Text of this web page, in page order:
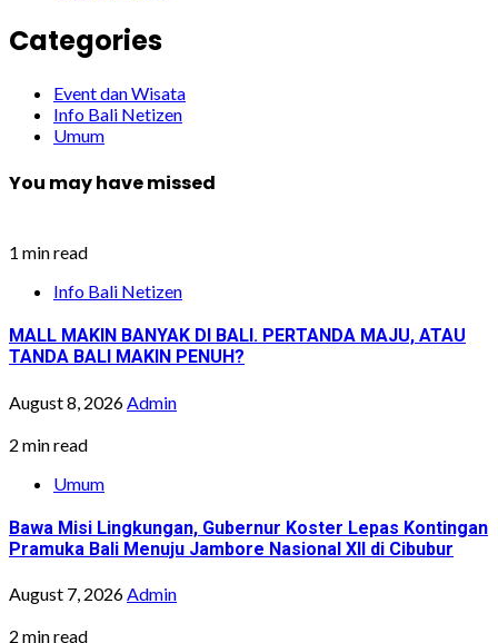
Categories
Event dan Wisata
Info Bali Netizen
Umum
You may have missed
1 min read
Info Bali Netizen
MALL MAKIN BANYAK DI BALI. PERTANDA MAJU, ATAU
TANDA BALI MAKIN PENUH?
August 8, 2026 Admin
2 min read
Umum
Bawa Misi Lingkungan, Gubernur Koster Lepas Kontingan
Pramuka Bali Menuju Jambore Nasional XII di Cibubur
August 7, 2026Admin
2 min read